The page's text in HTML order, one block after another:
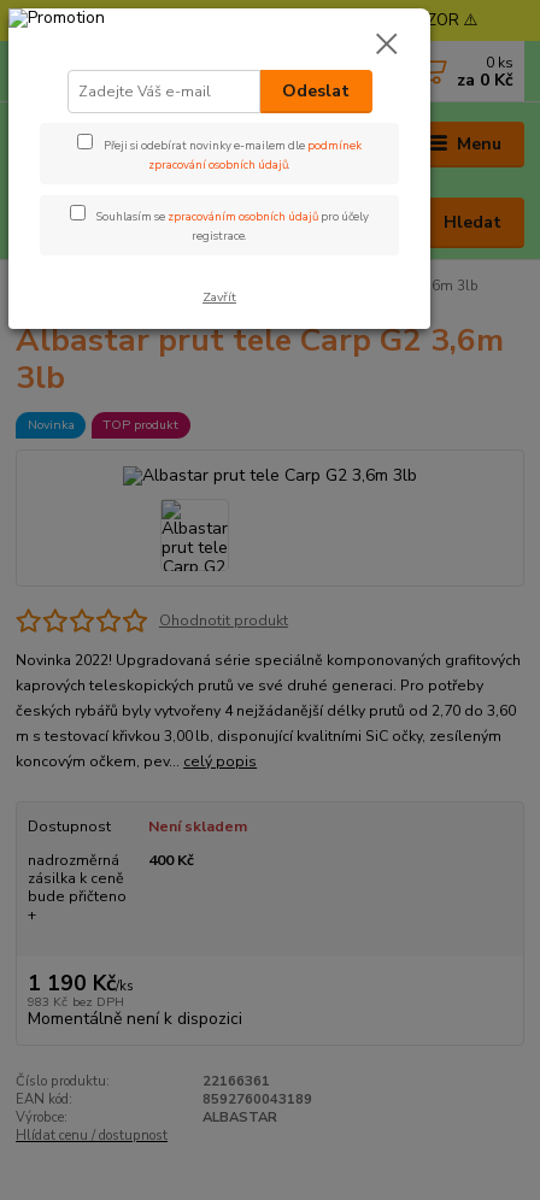
⚠️ POZOR - Objednávky expedujeme od 11. 8. - POZOR ⚠️
Menu
Hledat
0 ks
za 0 Kč
Albastar prut tele Carp G2 3,6m 3lb
Albastar prut tele Carp G2 3,6m
3lb
Novinka TOP produkt
Ohodnotit produkt
Novinka 2022! Upgradovaná série speciálně komponovaných grafitových
kaprových teleskopických prutů ve své druhé generaci. Pro potřeby
českých rybářů byly vytvořeny 4 nejžádanější délky prutů od 2,70 do 3,60
m s testovací křivkou 3,00 lb, disponující kvalitními SiC očky, zesíleným
koncovým očkem, pev... celý popis
Dostupnost
Není skladem
nadrozměrná
zásilka k ceně
bude přičteno
+
400 Kč
1 190 Kč/ks
983 Kč bez DPH
Momentálně není k dispozici
Číslo produktu:
22166361
EAN kód:
8592760043189
Výrobce:
ALBASTAR
Hlídat cenu / dostupnost
Odeslat
Přeji si odebírat novinky e-mailem dle podmínek
zpracování osobních údajů.
Souhlasím se zpracováním osobních údajů pro účely
registrace.
Zavřít